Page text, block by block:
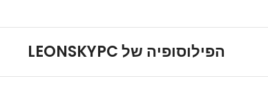
הפילוסופיה שלLEONSKYPC